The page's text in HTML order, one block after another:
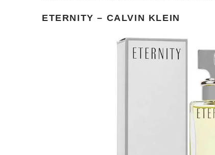
ETERNITY – CALVIN KLEIN